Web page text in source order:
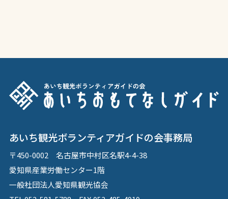
あいち観光ボランティアガイドの会事務局
〒450-0002 名古屋市中村区名駅4-4-38
愛知県産業労働センター1階
一般社団法人愛知県観光協会